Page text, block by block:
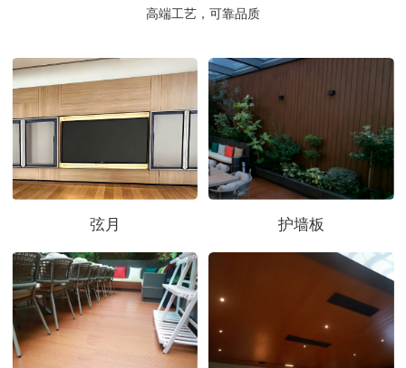
高端工艺，可靠品质
弦月 护墙板